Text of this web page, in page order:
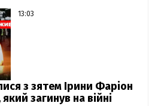
13:03
з зятем Ірини Фаріон
загинув на війні